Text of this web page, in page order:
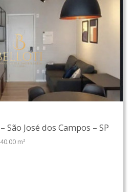
– São José dos Campos – SP
40.00 m²